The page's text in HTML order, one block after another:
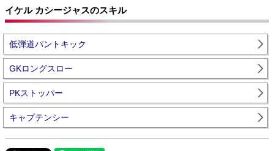
イケル カシージャスのスキル
低弾道パントキック
GKロングスロー
PKストッパー
キャプテンシー